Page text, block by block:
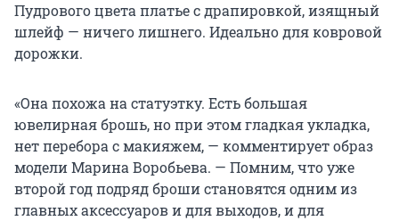
Пудрового цвета платье с драпировкой, изящный
шлейф — ничего лишнего. Идеально для ковровой
дорожки.
«Она похожа на статуэтку. Есть большая
ювелирная брошь, но при этом гладкая укладка,
нет перебора с макияжем, — комментирует образ
модели Марина Воробьева. — Помним, что уже
второй год подряд броши становятся одним из
главных аксессуаров и для выходов, и для